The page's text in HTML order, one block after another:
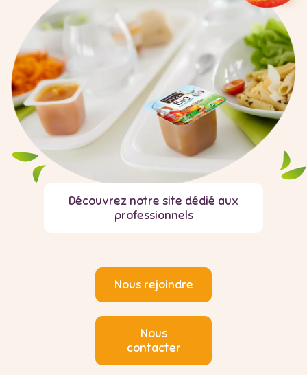
Découvrez notre site dédié aux
professionnels
Nous rejoindre
Nous
contacter